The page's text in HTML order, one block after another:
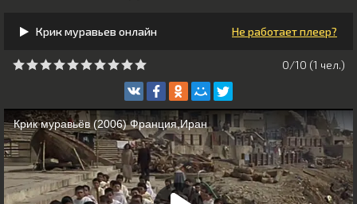
Крик муравьев онлайн Не работает плеер?
0/10 (1 чeл.)